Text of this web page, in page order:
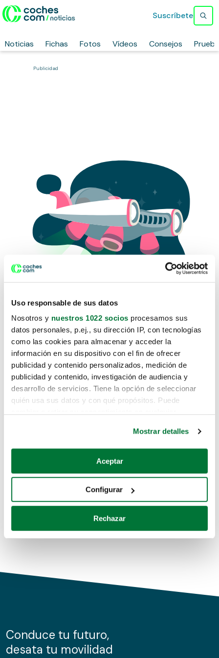
Uso responsable de sus datos
Nosotros y nuestros 1022 socios procesamos sus
datos personales, p.ej., su dirección IP, con tecnologías
como las cookies para almacenar y acceder la
información en su dispositivo con el fin de ofrecer
publicidad y contenido personalizados, medición de
publicidad y contenido, investigación de audiencia y
desarrollo de servicios. Tiene la opción de seleccionar
quién usa sus datos y con qué propósitos. Puede
Si lo permite, también quisiéramos:
Recopilar información sobre su ubicación geográfica
Identificar su dispositivo analizándolo activamente
para buscar características específicas (huellas
Obtenga más información sobre cómo se procesan sus
de cookies.
información sobre el uso que haga del sitio web con
nuestros partners de redes sociales, publicidad y análisis
Mostrar detalles
Aceptar
Configurar
Rechazar
Noticias Fichas Fotos Vídeos Consejos
Suscríbete
Publicidad
Lo sentimos, no sabemos como
te hemos traido hasta aquí.
Pero puedes encontrar el coche que estás
buscando en alguno de estos enlaces:
Coches de segunda mano
Coches de km0
Conduce tu futuro,
desata tu movilidad